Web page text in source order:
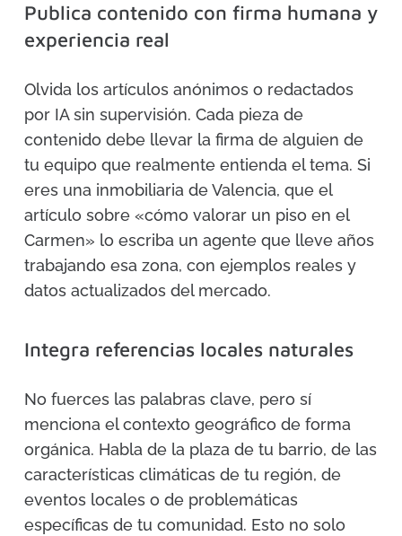
Publica contenido con firma humana y
experiencia real
Olvida los artículos anónimos o redactados
por IA sin supervisión. Cada pieza de
contenido debe llevar la firma de alguien de
tu equipo que realmente entienda el tema. Si
eres una inmobiliaria de Valencia, que el
artículo sobre «cómo valorar un piso en el
Carmen» lo escriba un agente que lleve años
trabajando esa zona, con ejemplos reales y
datos actualizados del mercado.
Integra referencias locales naturales
No fuerces las palabras clave, pero sí
menciona el contexto geográfico de forma
orgánica. Habla de la plaza de tu barrio, de las
características climáticas de tu región, de
eventos locales o de problemáticas
específicas de tu comunidad. Esto no solo